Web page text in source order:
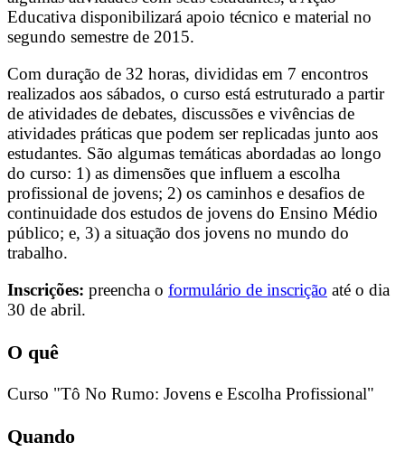
Educativa disponibilizará apoio técnico e material no
segundo semestre de 2015.
Com duração de 32 horas, divididas em 7 encontros
realizados aos sábados, o curso está estruturado a partir
de atividades de debates, discussões e vivências de
atividades práticas que podem ser replicadas junto aos
estudantes. São algumas temáticas abordadas ao longo
do curso: 1) as dimensões que influem a escolha
profissional de jovens; 2) os caminhos e desafios de
continuidade dos estudos de jovens do Ensino Médio
público; e, 3) a situação dos jovens no mundo do
trabalho.
Inscrições: preencha o formulário de inscrição até o dia
30 de abril.
O quê
Curso "Tô No Rumo: Jovens e Escolha Profissional"
Quando